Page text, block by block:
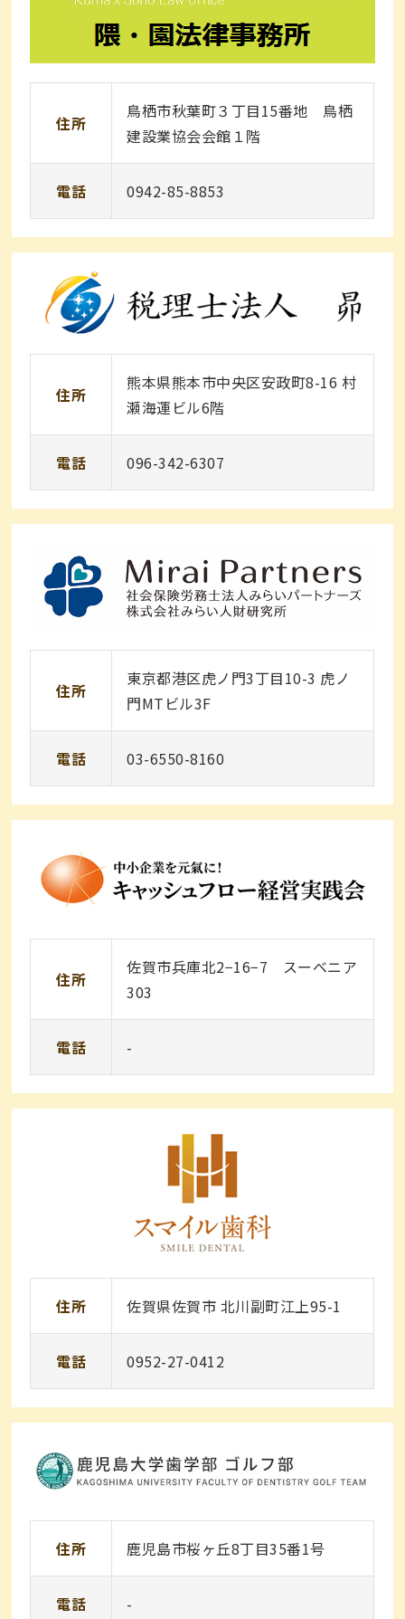
住所
鳥栖市秋葉町３丁目15番地 鳥栖
建設業協会会館１階
電話 0942-85-8853
住所
熊本県熊本市中央区安政町8-16 村
瀬海運ビル6階
電話 096-342-6307
住所
東京都港区虎ノ門3丁目10-3 虎ノ
門MTビル3F
電話 03-6550-8160
住所
佐賀市兵庫北2−16−7 スーベニア
303
電話 -
住所 佐賀県佐賀市 北川副町江上95-1
電話 0952-27-0412
住所 鹿児島市桜ヶ丘8丁目35番1号
電話 -